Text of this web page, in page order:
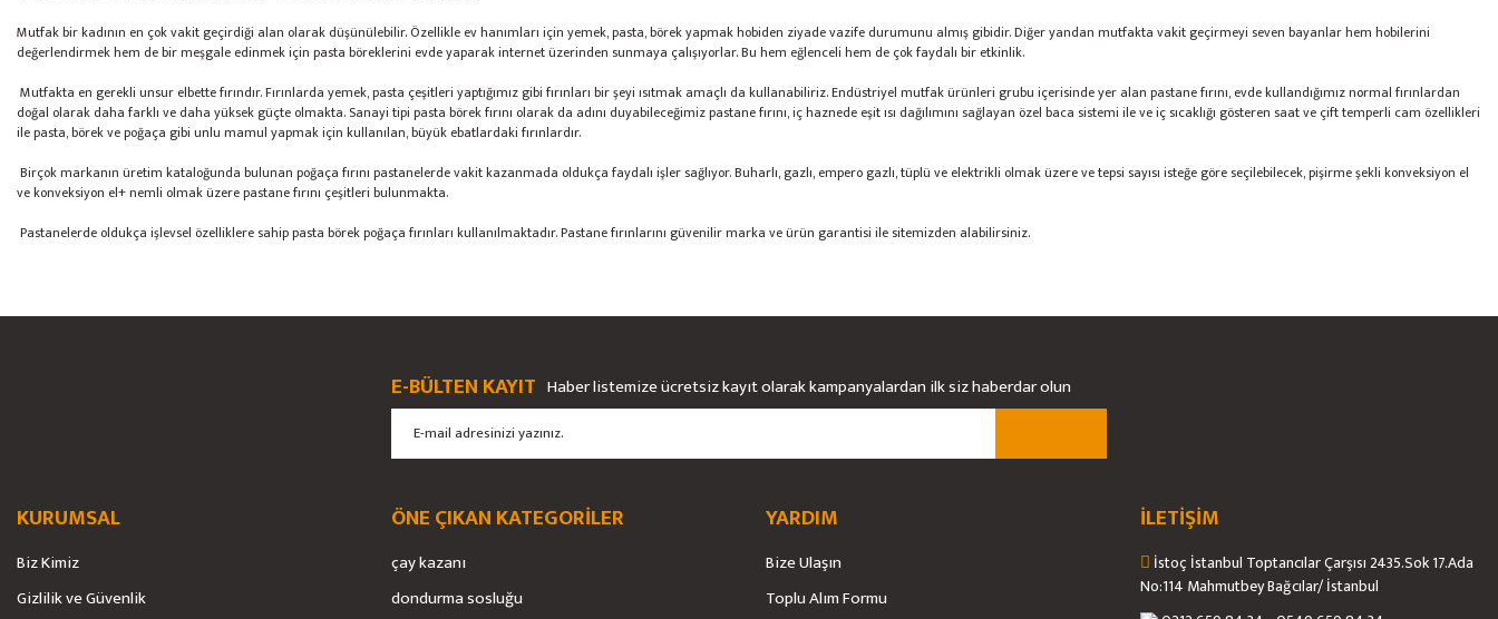
Mutfak bir kadının en çok vakit geçirdiği alan olarak düşünülebilir. Özellikle ev hanımları için yemek, pasta, börek yapmak hobiden ziyade vazife durumunu almış gibidir. Diğer yandan mutfakta vakit geçirmeyi seven bayanlar hem hobilerini
değerlendirmek hem de bir meşgale edinmek için pasta böreklerini evde yaparak internet üzerinden sunmaya çalışıyorlar. Bu hem eğlenceli hem de çok faydalı bir etkinlik.
Mutfakta en gerekli unsur elbette fırındır. Fırınlarda yemek, pasta çeşitleri yaptığımız gibi fırınları bir şeyi ısıtmak amaçlı da kullanabiliriz. Endüstriyel mutfak ürünleri grubu içerisinde yer alan pastane fırını, evde kullandığımız normal fırınlardan
doğal olarak daha farklı ve daha yüksek güçte olmakta. Sanayi tipi pasta börek fırını olarak da adını duyabileceğimiz pastane fırını, iç haznede eşit ısı dağılımını sağlayan özel baca sistemi ile ve iç sıcaklığı gösteren saat ve çift temperli cam özellikleri
ile pasta, börek ve poğaça gibi unlu mamul yapmak için kullanılan, büyük ebatlardaki fırınlardır.
Birçok markanın üretim kataloğunda bulunan poğaça fırını pastanelerde vakit kazanmada oldukça faydalı işler sağlıyor. Buharlı, gazlı, empero gazlı, tüplü ve elektrikli olmak üzere ve tepsi sayısı isteğe göre seçilebilecek, pişirme şekli konveksiyon el
ve konveksiyon el+ nemli olmak üzere pastane fırını çeşitleri bulunmakta.
Pastanelerde oldukça işlevsel özelliklere sahip pasta börek poğaça fırınları kullanılmaktadır. Pastane fırınlarını güvenilir marka ve ürün garantisi ile sitemizden alabilirsiniz.
E-BÜLTEN KAYIT Haber listemize ücretsiz kayıt olarak kampanyalardan ilk siz haberdar olun
KURUMSAL
Biz Kimiz
Gizlilik ve Güvenlik
ÖNE ÇIKAN KATEGORİLER
çay kazanı
dondurma sosluğu
YARDIM
Bize Ulaşın
Toplu Alım Formu
İLETİŞİM
İstoç İstanbul Toptancılar Çarşısı 2435.Sok 17.Ada
No:114 Mahmutbey Bağcılar/ İstanbul